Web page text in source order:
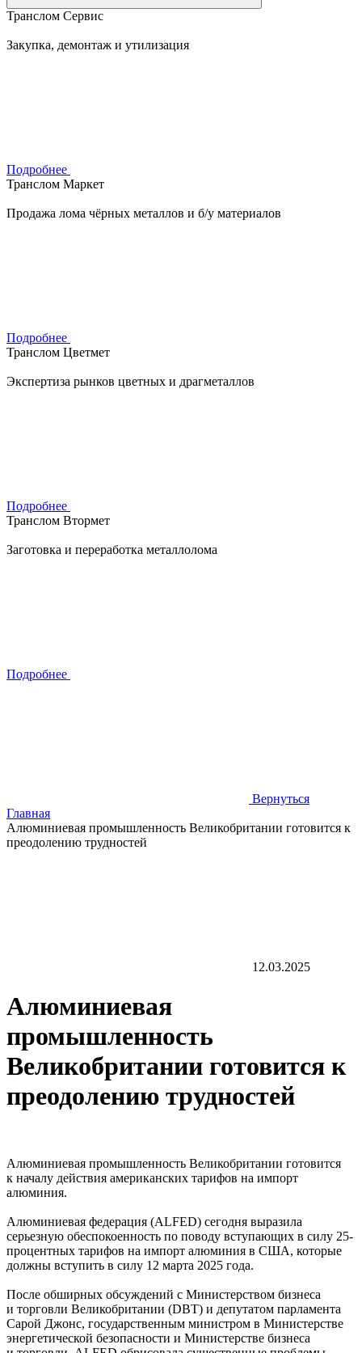
Транслом Сервис
Закупка, демонтаж и утилизация
Подробнее
Транслом Маркет
Продажа лома чёрных металлов и б/у материалов
Подробнее
Транслом Цветмет
Экспертиза рынков цветных и драгметаллов
Подробнее
Транслом Втормет
Заготовка и переработка металлолома
Подробнее
Вернуться
Главная
Алюминиевая промышленность Великобритании готовится к
преодолению трудностей
12.03.2025
Алюминиевая
промышленность
Великобритании готовится к
преодолению трудностей
Алюминиевая промышленность Великобритании готовится
к началу действия американских тарифов на импорт
алюминия.
Алюминиевая федерация (ALFED) сегодня выразила
серьезную обеспокоенность по поводу вступающих в силу 25-
процентных тарифов на импорт алюминия в США, которые
должны вступить в силу 12 марта 2025 года.
После обширных обсуждений с Министерством бизнеса
и торговли Великобритании (DBT) и депутатом парламента
Сарой Джонс, государственным министром в Министерстве
энергетической безопасности и Министерстве бизнеса